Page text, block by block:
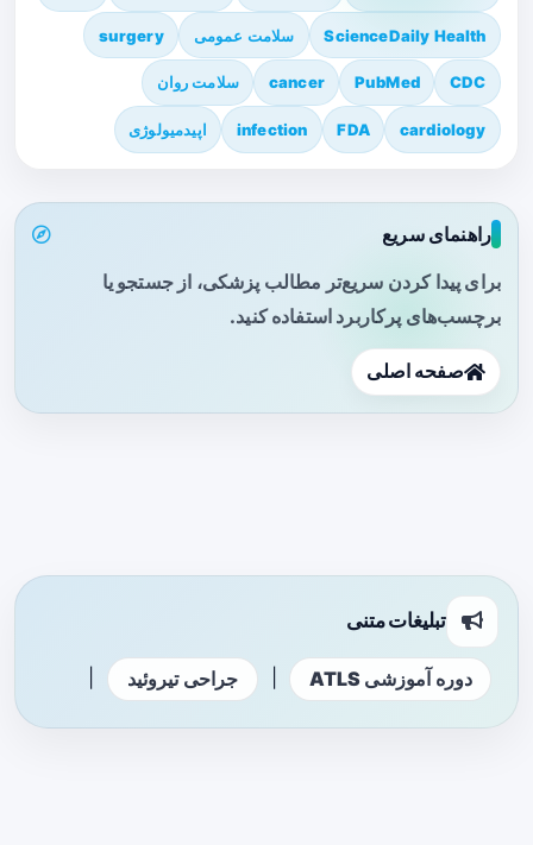
ScienceDaily Health سلامت عمومی surgery
CDC
PubMed
cancer سلامت روان
cardiology
FDA
infection اپیدمیولوژی
راهنمای سریع
برای پیدا کردن سریع‌تر مطالب پزشکی، از جستجو یا
برچسب‌های پرکاربرد استفاده کنید.
صفحه اصلی
تبلیغات متنی
دوره آموزشی ATLS جراحی تیروئید